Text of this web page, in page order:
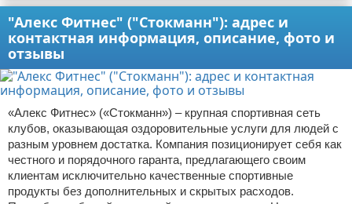
"Алекс Фитнес" ("Стокманн"): адрес и
контактная информация, описание, фото и
отзывы
«Алекс Фитнес» («Стокманн») – крупная спортивная сеть
клубов, оказывающая оздоровительные услуги для людей с
разным уровнем достатка. Компания позиционирует себя как
честного и порядочного гаранта, предлагающего своим
клиентам исключительно качественные спортивные
продукты без дополнительных и скрытых расходов.